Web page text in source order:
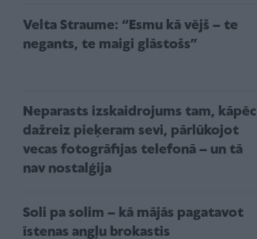
Velta Straume: “Esmu kā vējš – te
negants, te maigi glāstošs”
Neparasts izskaidrojums tam, kāpēc
dažreiz pieķeram sevi, pārlūkojot
vecas fotogrāfijas telefonā – un tā
nav nostalģija
Soli pa solim – kā mājās pagatavot
īstenas angļu brokastis